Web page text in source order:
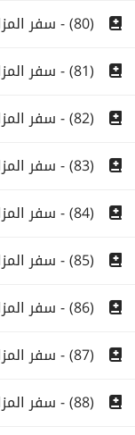
(80) - سفر المزامير الاصحاح الثمانون
(81) - سفر المزامير الاصحاح الحادى والثمانون
(82) - سفر المزامير الاصحاح الثانى والثمانون
(83) - سفر المزامير الاصحاح الثالث والثمانون
(84) - سفر المزامير الاصحاح الرابع والثمانون
(85) - سفر المزامير الاصحاح الخامس والثمانون
(86) - سفر المزامير الاصحاح السادس والثمانون
(87) - سفر المزامير الاصحاح السابع والثمانون
(88) - سفر المزامير الاصحاح الثامن والثمانون